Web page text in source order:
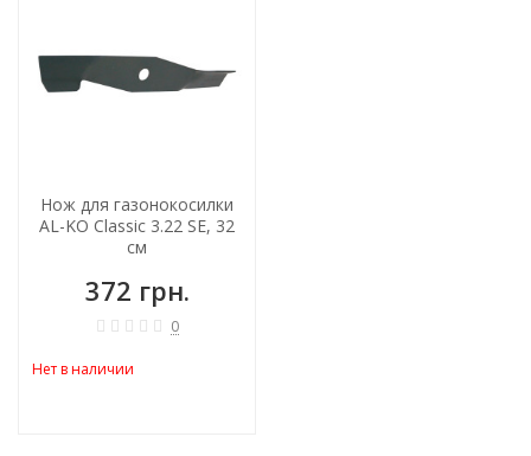
Нож для газонокосилки
AL-KO Classic 3.22 SE, 32
см
372 грн.
0
Нет в наличии